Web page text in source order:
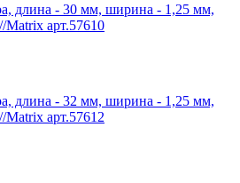
длина - 30 мм, ширина - 1,25 мм,
арт.57610
длина - 32 мм, ширина - 1,25 мм,
арт.57612